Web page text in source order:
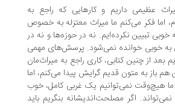
داریم و کارهایی که راجع به
فکر می‌کنم ما میراث معتزله به خصوص
نکرده‌ایم. نه در حوزه‌ها و نه در
خوانده نمی‌شود. پرسش‌های مهمی
کتابی، کاری راجع به میراث‌مان
متون قدیم گرایش پیدا می‌کنم، اما
نمی‌توانیم یک غربی کامل، خوب
اگر مصلحت‌اندیشانه بنگریم باید